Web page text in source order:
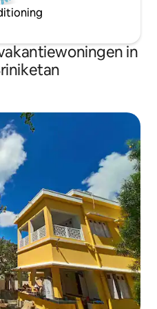
in